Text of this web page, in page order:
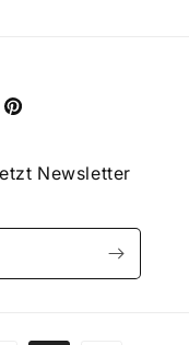
Pinterest
Newsletter